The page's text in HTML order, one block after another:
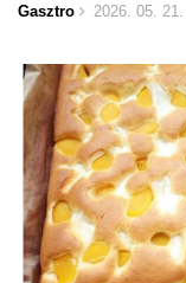
Gasztro 2026. 05. 21.